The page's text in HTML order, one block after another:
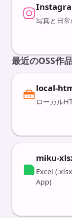
写真と日常
最近のOSS作
local-
ローカル
miku-
Excel
App)